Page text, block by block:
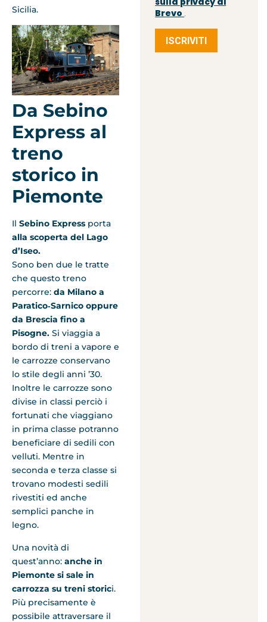
Sicilia.
Da Sebino
Express al
treno
storico in
Piemonte
Il Sebino Express porta
alla scoperta del Lago
d’Iseo.
Sono ben due le tratte
che questo treno
percorre: da Milano a
Paratico‐Sarnico oppure
da Brescia fino a
Pisogne. Si viaggia a
bordo di treni a vapore e
le carrozze conservano
lo stile degli anni ’30.
Inoltre le carrozze sono
divise in classi perciò i
fortunati che viaggiano
in prima classe potranno
beneficiare di sedili con
velluti. Mentre in
seconda e terza classe si
trovano modesti sedili
rivestiti ed anche
semplici panche in
legno.
Una novità di
quest’anno: anche in
Piemonte si sale in
carrozza su treni storici.
Più precisamente è
possibile attraversare il
Brevo .
ISCRIVITI